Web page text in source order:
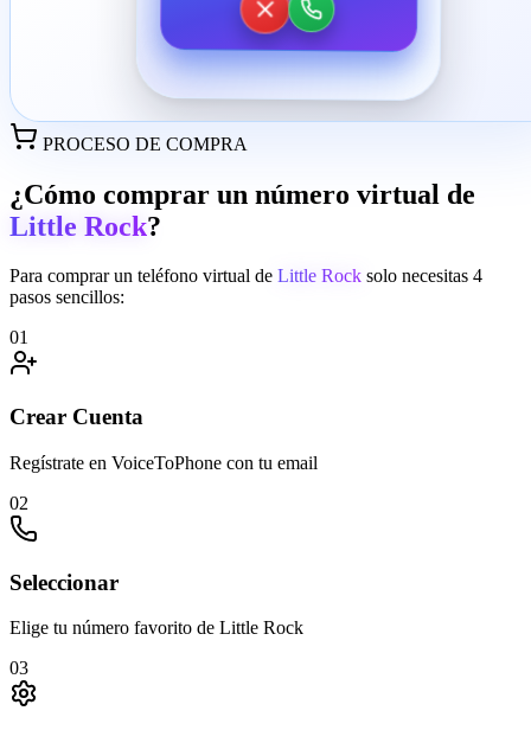
PROCESO DE COMPRA
¿Cómo comprar un número virtual de
Little Rock?
Para comprar un teléfono virtual de Little Rock solo necesitas 4
pasos sencillos:
01
Crear Cuenta
Regístrate en VoiceToPhone con tu email
02
Seleccionar
Elige tu número favorito de Little Rock
03